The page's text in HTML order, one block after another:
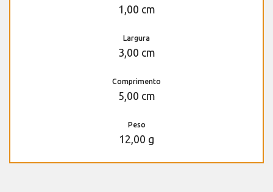
1,00 cm
Largura
3,00 cm
Comprimento
5,00 cm
Peso
12,00 g